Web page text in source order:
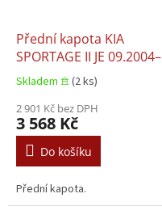
Přední kapota KIA
SPORTAGE II JE 09.2004–
12.2010
Skladem 𖠿 (2 ks)
2 901 Kč bez DPH
3 568 Kč
Do košíku
Přední kapota.